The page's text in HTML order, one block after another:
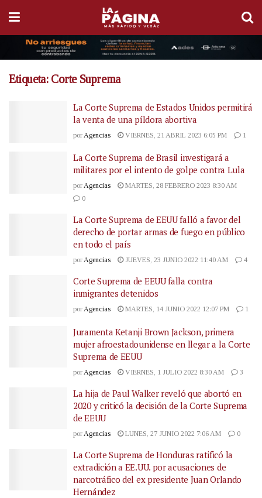
Etiqueta: Corte Suprema
La Corte Suprema de Estados Unidos permitirá
la venta de una píldora abortiva
por Agencias VIERNES, 21 ABRIL 2023 6:05 PM 1
La Corte Suprema de Brasil investigará a
militares por el intento de golpe contra Lula
porAgencias
MARTES, 28 FEBRERO 2023 8:30 AM
0
La Corte Suprema de EEUU falló a favor del
derecho de portar armas de fuego en público
en todo el país
porAgencias JUEVES, 23 JUNIO 2022 11:40 AM 4
Corte Suprema de EEUU falla contra
inmigrantes detenidos
porAgencias MARTES, 14 JUNIO 2022 12:07 PM 1
Juramenta Ketanji Brown Jackson, primera
mujer afroestadounidense en llegar a la Corte
Suprema de EEUU
por Agencias VIERNES, 1 JULIO 2022 8:30 AM 3
La hija de Paul Walker reveló que abortó en
2020 y criticó la decisión de la Corte Suprema
de EEUU
por Agencias LUNES, 27 JUNIO 2022 7:06 AM 0
La Corte Suprema de Honduras ratificó la
extradición a EE.UU. por acusaciones de
narcotráfico del ex presidente Juan Orlando
Hernández